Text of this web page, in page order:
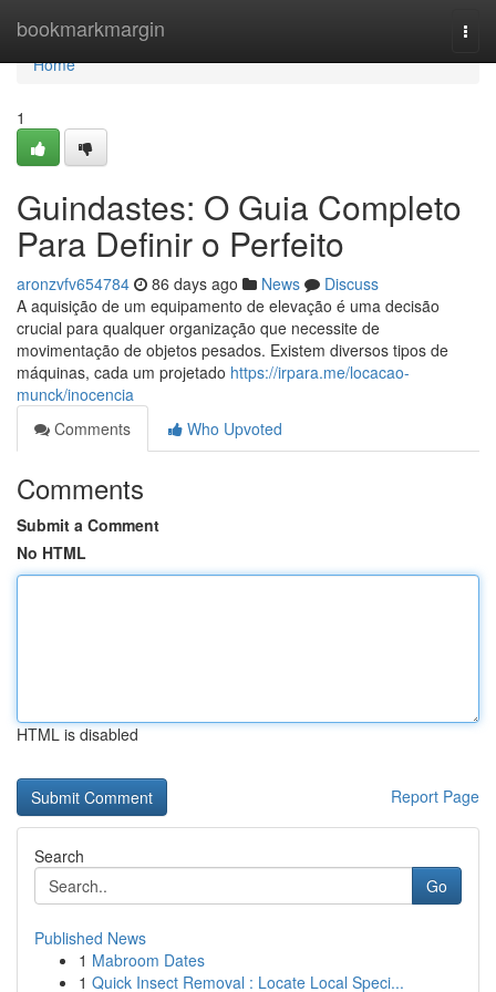
bookmarkmargin
Home
Home
1
Guindastes: O Guia Completo
Para Definir o Perfeito
aronzvfv654784 86 days ago News
Discuss
A aquisição de um equipamento de elevação é uma decisão
crucial para qualquer organização que necessite de
movimentação de objetos pesados. Existem diversos tipos de
máquinas, cada um projetado https://irpara.me/locacao-
munck/inocencia
Comments
Who Upvoted
Comments
Submit a Comment
No HTML
HTML is disabled
Report Page
Search
Go
Published News
1 Mabroom Dates
1 Quick Insect Removal : Locate Local Speci...